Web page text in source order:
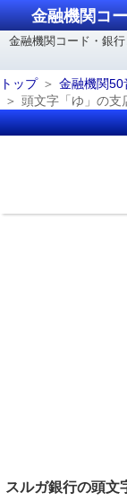
金融機関コ
金融機関コード・銀
トップ
金融機関50
頭文字「ゆ」の支
スルガ銀行の頭文